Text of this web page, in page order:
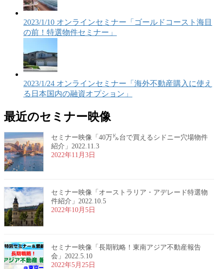
2023/1/10 オンラインセミナー「ゴールドコースト海目
の前！特選物件セミナー」
2023/1/24 オンラインセミナー「海外不動産購入に使え
る日本国内の融資オプション」
最近のセミナー映像
セミナー映像「40万㌦台で買えるシドニー穴場物件
紹介」2022.11.3
2022年11月3日
セミナー映像「オーストラリア・アデレード特選物
件紹介」2022.10.5
2022年10月5日
セミナー映像「長期戦略！東南アジア不動産報告
会」2022.5.10
2022年5月25日